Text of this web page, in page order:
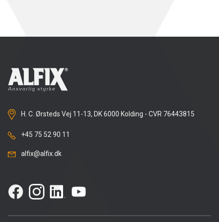
Rense- og plejemidler
Facadepuds og maling
Ansvarlighed
Referencer
Downloads
DK
NO
SE
H. C. Ørsteds Vej 11-13, DK 6000 Kolding - CVR 76443815
+45 75 52 90 11
alfix@alfix.dk